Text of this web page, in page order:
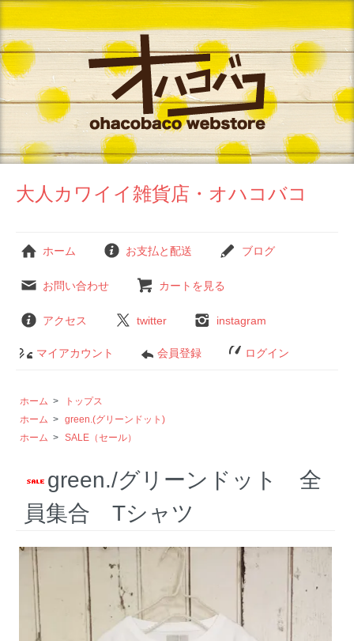
大人カワイイ雑貨店・オハコバコ
ホーム お支払と配送 ブログ
お問い合わせ カートを見る
アクセス twitter instagram
マイアカウント 会員登録 ログイン
ホーム >
トップス
ホーム > green.(グリーンドット)
ホーム > SALE（セール）
green./グリーンドット 全
員集合 Tシャツ